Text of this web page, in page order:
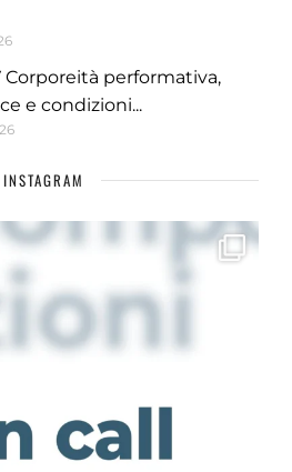
Corporeità performativa,
e condizioni...
INSTAGRAM